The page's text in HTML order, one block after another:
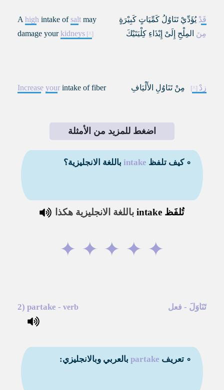
قَدْ يُؤَدِّيْ تَنَاوُلُ كَمِّيَاتٍ كَبِيْرَةٍ
مِنَ المِلْحِ إِلَىْ إِيْذَاءِ كِلْيَتَيْكَ
A high intake ofsalt may
damage yourkidneys
زِدْ مِنْ تَنَاوُلِ الأَلْيَافِ Increase your intake of fiber
اضغط للمزيد من الأمثلة
∘ كيف تلفظ intake باللغة الانجليزية؟
تُلفَظintake باللغة الانجليزية هكذا
✦
✦
✦
✦
✦
تَنَاوَلَ - فعل 2) partake - verb
∘ تعريف partake بالعربي وبالانجليزي: